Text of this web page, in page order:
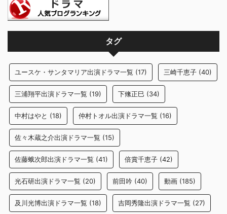
タグ
ユースケ・サンタマリア出演ドラマ一覧 (17) 三崎千恵子 (40)
三浦翔平出演ドラマ一覧 (19) 下絛正巳 (34)
中村はやと (18) 仲村トオル出演ドラマ一覧 (16)
佐々木蔵之介出演ドラマ一覧 (15)
佐藤蛾次郎出演ドラマ一覧 (41) 倍賞千恵子 (42)
光石研出演ドラマ一覧 (20) 前田吟 (40) 動画 (185)
及川光博出演ドラマ一覧 (18) 吉岡秀隆出演ドラマ一覧 (27)